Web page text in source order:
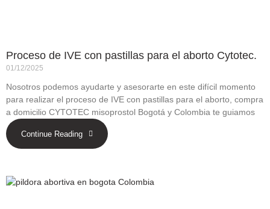
Proceso de IVE con pastillas para el aborto Cytotec.
01/12/2025
Nosotros podemos ayudarte y asesorarte en este difícil momento
para realizar el proceso de IVE con pastillas para el aborto, compra
a domicilio CYTOTEC misoprostol Bogotá y Colombia te guiamos
Continue Reading